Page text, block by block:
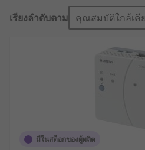
Network access is given to
as if they were locally
electronic equipment on an
and allows them to be used
attached applications and
เรียงลำดับตาม คุณสมบัติใกล้เคี
มีในสต็อกของผู้ผลิต